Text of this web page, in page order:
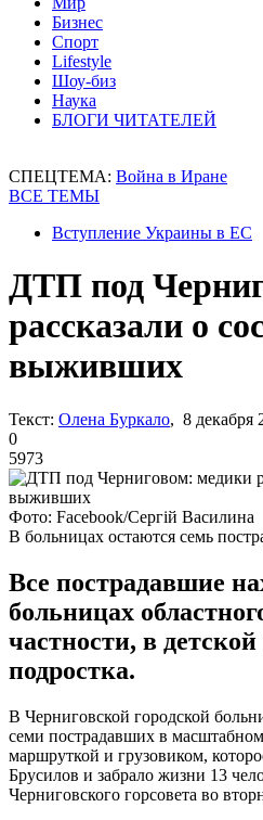
Бизнес
Спорт
Lifestyle
Шоу-биз
Наука
БЛОГИ ЧИТАТЕЛЕЙ
СПЕЦТЕМА: Война в Иране
ВСЕ ТЕМЫ
Вступление Украины в ЕС
ДТП под
рассказали о
выживших
Текст: Олена Буркало, 8 декабря
0
5973
Фото: Facebook/Сергій Василина
В больницах остаются семь
Все пострадавшие
больницах
частности, в
подростка.
В Черниговской городской
семи пострадавших в
маршруткой и грузовиком,
Брусилов и забрало жизни 13
Черниговского горсовета во